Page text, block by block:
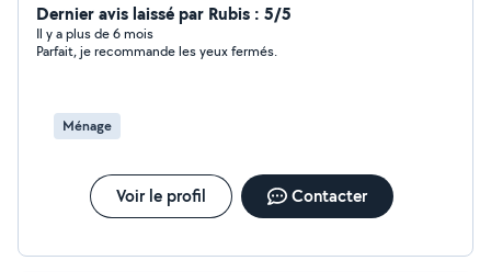
sols, linge, poussières......
Dernier avis laissé par Rubis : 5/5
Il y a plus de 6 mois
Parfait, je recommande les yeux fermés.
Ménage
Voir le profil Contacter